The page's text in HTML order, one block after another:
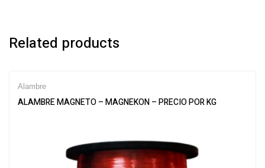
Related products
Alambre
ALAMBRE MAGNETO – MAGNEKON – PRECIO POR KG